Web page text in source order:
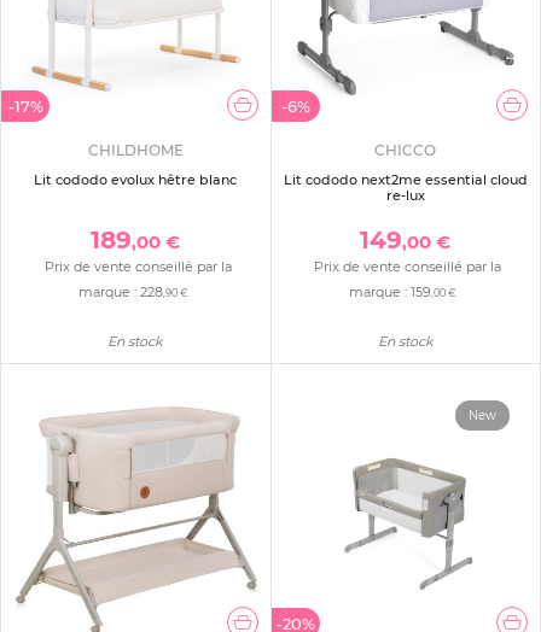
-17%
CHILDHOME
Lit cododo evolux hêtre blanc
189,00 €
Prix de vente conseillé par la
marque : 228,90 €
En stock
-6%
CHICCO
Lit cododo next2me essential cloud
re-lux
149,00 €
Prix de vente conseillé par la
marque :159,00 €
En stock
-20%
New